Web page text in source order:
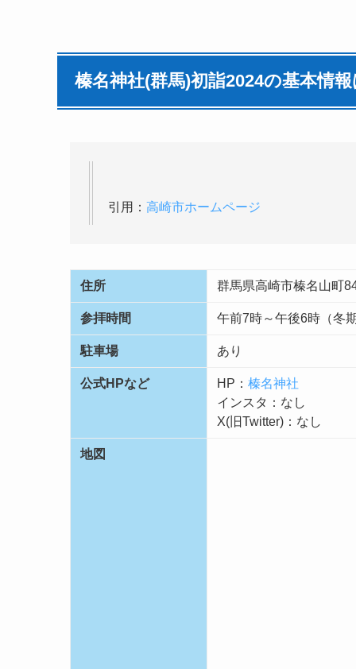
榛名神社(群馬)初詣2024の基本情報
引用： 高崎市ホームページ
住所 群馬県高崎市榛名山町
参拝時間 午前7時～午後6時（冬
駐車場 あり
公式HPなど HP： 榛名神社
インスタ：なし
X(旧Twitter)：なし
地図